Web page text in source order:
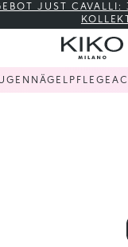
JUST
NÄGEL PFLEGE